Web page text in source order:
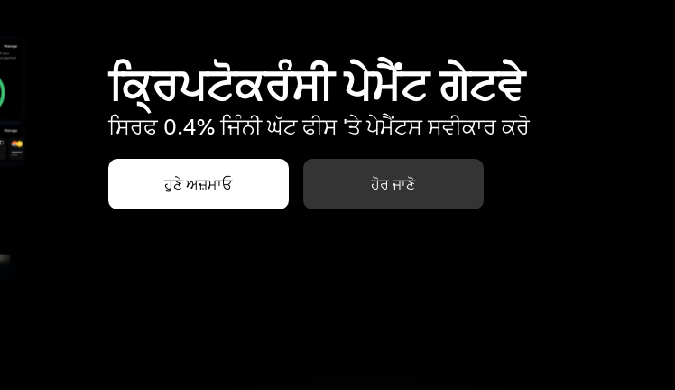
ਕ੍ਰਿਪਟੋਕਰੰਸੀ ਪੇਮੈਂਟ ਗੇਟਵੇ
ਸਿਰਫ 0.4% ਜਿੰਨੀ ਘੱਟ ਫੀਸ 'ਤੇ ਪੇਮੈਂਟਸ ਸਵੀਕਾਰ ਕਰੋ
ਹੁਣੇ ਅਜ਼ਮਾਓ ਹੋਰ ਜਾਣੋ